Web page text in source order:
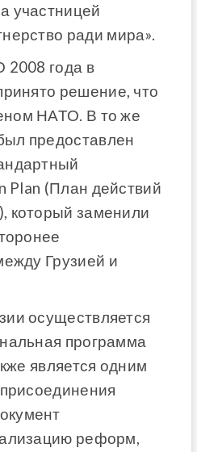
участницей
ради мира».
2008 года в
решение, что
НАТО. В то же
предоставлен
Plan (План действий
), который заменили
Грузией и
осуществляется
программа
является одним
присоединения
реформ,